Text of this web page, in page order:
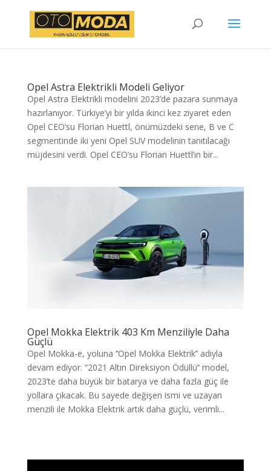
Opel Astra Elektrikli Modeli Geliyor
Opel Astra Elektrikli modelini 2023’de pazara sunmaya
hazırlanıyor. Türkiye’yi bir yılda ikinci kez ziyaret eden
Opel CEO’su Florian Huettl, önümüzdeki sene, B ve C
segmentinde iki yeni Opel SUV modelinin tanıtılacağı
müjdesini verdi. Opel CEO’su Florian Huettl’ın bir...
Opel Mokka Elektrik 403 Km Menziliyle Daha
Güçlü
Opel Mokka-e, yoluna ‘’Opel Mokka Elektrik’’ adıyla
devam ediyor. “2021 Altın Direksiyon Ödüllü’’ model,
2023’te daha büyük bir batarya ve daha fazla güç ile
yollara çıkacak. Bu sayede değişen ismi ve uzayan
menzili ile Mokka Elektrik artık daha güçlü, verimli...